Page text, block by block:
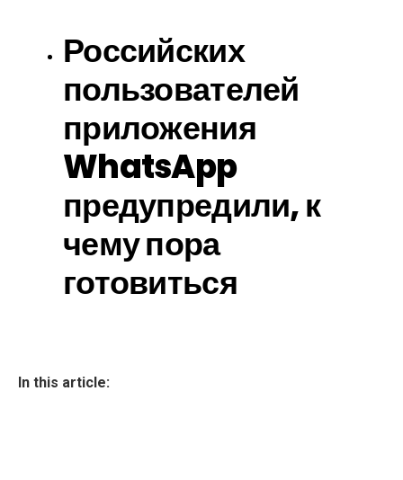
Российских
пользователей
приложения
WhatsApp
предупредили, к
чему пора
готовиться
In this article: